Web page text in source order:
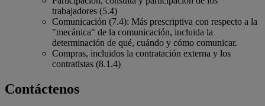
trabajadores (5.4)
Comunicación (7.4): Más prescriptiva con respecto a la
"mecánica" de la comunicación, incluida la
determinación de qué, cuándo y cómo comunicar.
Compras, incluidos la contratación externa y los
contratistas (8.1.4)
Contáctenos